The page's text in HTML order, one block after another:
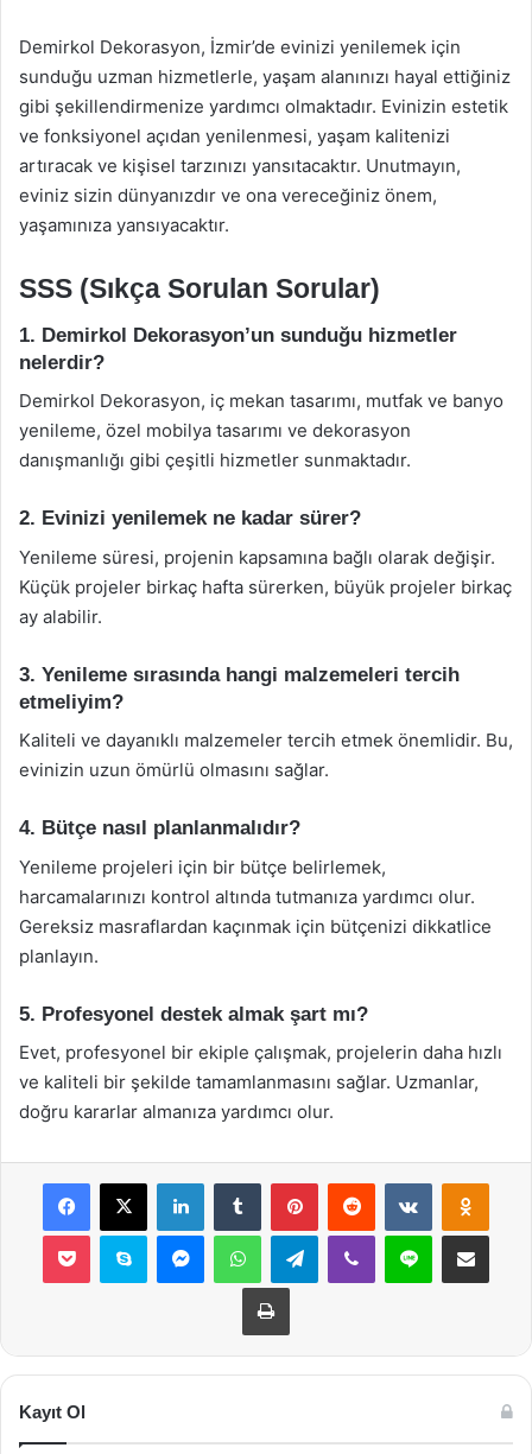
Demirkol Dekorasyon, İzmir’de evinizi yenilemek için
sunduğu uzman hizmetlerle, yaşam alanınızı hayal ettiğiniz
gibi şekillendirmenize yardımcı olmaktadır. Evinizin estetik
ve fonksiyonel açıdan yenilenmesi, yaşam kalitenizi
artıracak ve kişisel tarzınızı yansıtacaktır. Unutmayın,
eviniz sizin dünyanızdır ve ona vereceğiniz önem,
yaşamınıza yansıyacaktır.
SSS (Sıkça Sorulan Sorular)
1. Demirkol Dekorasyon’un sunduğu hizmetler
nelerdir?
Demirkol Dekorasyon, iç mekan tasarımı, mutfak ve banyo
yenileme, özel mobilya tasarımı ve dekorasyon
danışmanlığı gibi çeşitli hizmetler sunmaktadır.
2. Evinizi yenilemek ne kadar sürer?
Yenileme süresi, projenin kapsamına bağlı olarak değişir.
Küçük projeler birkaç hafta sürerken, büyük projeler birkaç
ay alabilir.
3. Yenileme sırasında hangi malzemeleri tercih
etmeliyim?
Kaliteli ve dayanıklı malzemeler tercih etmek önemlidir. Bu,
evinizin uzun ömürlü olmasını sağlar.
4. Bütçe nasıl planlanmalıdır?
Yenileme projeleri için bir bütçe belirlemek,
harcamalarınızı kontrol altında tutmanıza yardımcı olur.
Gereksiz masraflardan kaçınmak için bütçenizi dikkatlice
planlayın.
5. Profesyonel destek almak şart mı?
Evet, profesyonel bir ekiple çalışmak, projelerin daha hızlı
ve kaliteli bir şekilde tamamlanmasını sağlar. Uzmanlar,
doğru kararlar almanıza yardımcı olur.
Facebook
X LinkedInTumblr PinterestReddit VKontakte
Pocket Skype MessengerWhatsAppTelegramViber Line E-Posta ile
Yazdır
Kayıt Ol